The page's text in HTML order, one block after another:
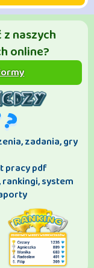
naszych
online?
zadania, gry
pracy pdf
system